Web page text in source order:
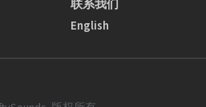
联系我们
English